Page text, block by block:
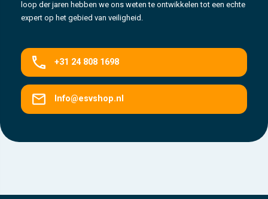
loop der jaren hebben we ons weten te ontwikkelen tot een echte
expert op het gebied van veiligheid.
+31 24 808 1698
Info@esvshop.nl